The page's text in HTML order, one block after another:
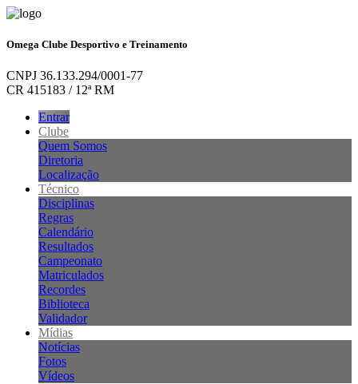
Omega Clube Desportivo e Treinamento
CNPJ 36.133.294/0001-77
CR 415183 / 12ª RM
Entrar
Clube
Quem Somos
Diretoria
Localização
Técnico
Disciplinas
Regras
Calendário
Resultados
Campeonato
Matriculados
Recordes
Biblioteca
Validador
Mídias
Notícias
Fotos
Vídeos